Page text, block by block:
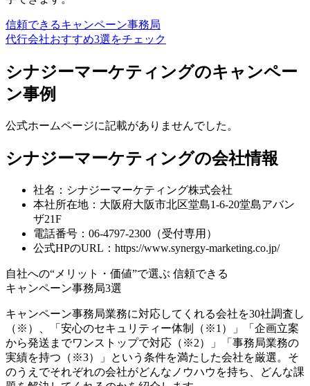
信頼できるキャンペーン事務局
代行会社おすすめ3選をチェック
シナジーマーケティングのキャンペー
ン事例
公式ホームページに記載がありませんでした。
シナジーマーケティングの会社情報
社名：シナジーマーケティング株式会社
本社所在地：大阪府大阪市北区堂島1-6-20堂島アバン
ザ21F
電話番号：06-4797-2300（受付専用）
公式HPのURL：https://www.synergy-marketing.co.jp/
自社への“メリット・価値”で選ぶ 信頼できる
キャンペーン事務局3選
キャンペーン事務局業務に対応してくれる会社を30社調査し
（※）、「安心のセキュリティー体制（※1）」「企画立案
から発送までワンストップで対応（※2）」「事務局業務の
実績を持つ（※3）」という条件を満たした会社を厳選。そ
のうえでそれぞれの会社がどんなノウハウを持ち、どんな課